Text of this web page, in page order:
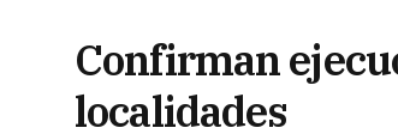
Confirman
localidades